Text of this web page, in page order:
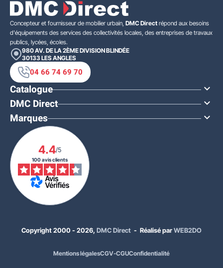
Concepteur et fournisseur de mobilier urbain, DMC Direct répond aux besoins
d'équipements des services des collectivités locales, des entreprises de travaux
publics, lycées, écoles.
980 AV. DE LA 2ÈME DIVISION BLINDÉE
30133 LES ANGLES
04 66 74 69 70
Catalogue 
DMC Direct 
Marques 
4.4/5
100 avis clients
Copyright 2000 - 2026, DMC Direct - Réalisé parWEB2DO
Mentions légalesCGV-CGUConfidentialité